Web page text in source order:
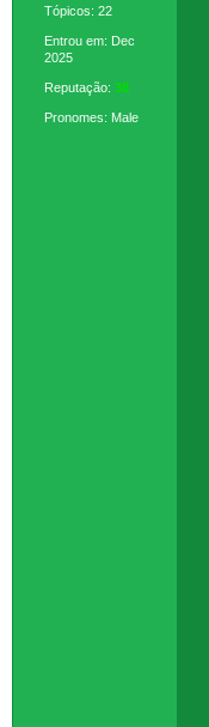
Tópicos: 22
Entrou em: Dec
2025
Reputação: 38
Pronomes: Male